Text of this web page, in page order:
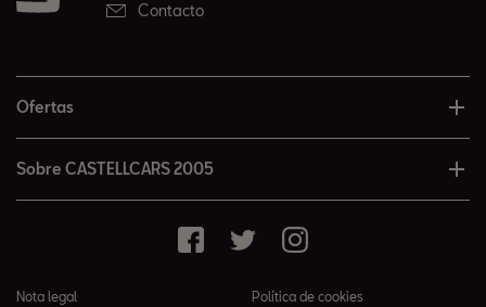
Contacto
Ofertas
Sobre CASTELLCARS 2005
Nota legal Política de cookies